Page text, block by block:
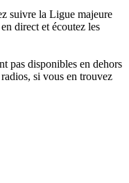
suivre la Ligue majeure
direct et écoutez les
pas disponibles en dehors
si vous en trouvez